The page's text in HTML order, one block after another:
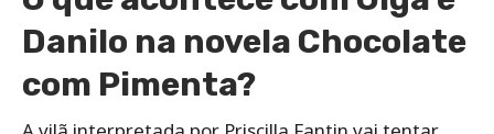
Danilo na novela Chocolate
com Pimenta?